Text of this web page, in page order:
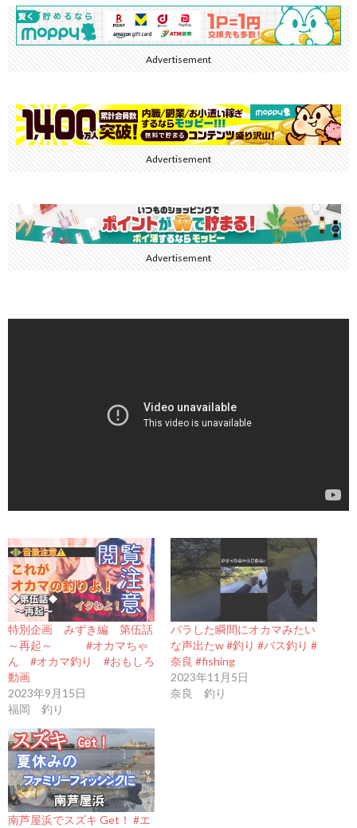
Advertisement
Advertisement
Advertisement
特別企画 みずき編 第伍話
～再起～ #オカマちゃ
ん #オカマ釣り #おもしろ
動画
2023年9月15日
福岡 釣り
バラした瞬間にオカマみたい
な声出たw #釣り #バス釣り #
奈良 #fishing
2023年11月5日
奈良 釣り
南芦屋浜でスズキ Get！ #エ